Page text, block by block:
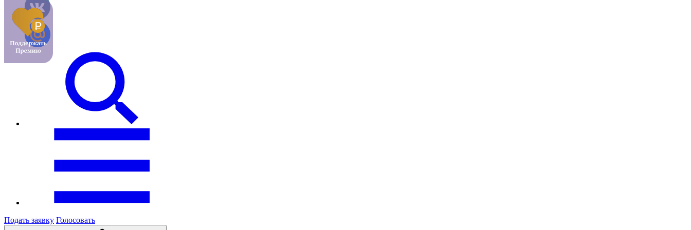
Подать заявку Голосовать